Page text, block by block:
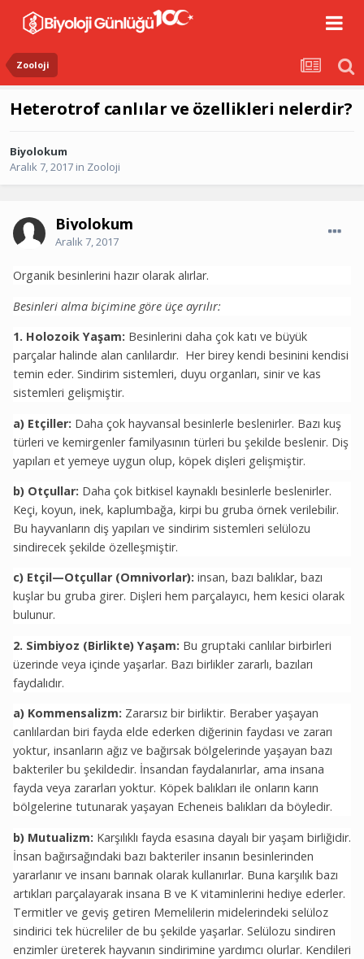
Zooloji
Heterotrof canlılar ve özellikleri nelerdir?
Biyolokum
Aralık 7, 2017 in Zooloji
Biyolokum
Aralık 7, 2017
Organik besinlerini hazır olarak alırlar.
Besinleri alma biçimine göre üçe ayrılır:
1. Holozoik Yaşam: Besinlerini daha çok katı ve büyük
parçalar halinde alan canlılardır. Her birey kendi besinini kendisi
temin eder. Sindirim sistemleri, duyu organları, sinir ve kas
sistemleri gelişmiştir.
a) Etçiller: Daha çok hayvansal besinlerle beslenirler. Bazı kuş
türleri ve kemirgenler familyasının türleri bu şekilde beslenir. Diş
yapıları et yemeye uygun olup, köpek dişleri gelişmiştir.
b) Otçullar: Daha çok bitkisel kaynaklı besinlerle beslenirler.
Keçi, koyun, inek, kaplumbağa, kirpi bu gruba örnek verilebilir.
Bu hayvanların diş yapıları ve sindirim sistemleri selülozu
sindirecek şekilde özelleşmiştir.
c) Etçil—Otçullar (Omnivorlar): insan, bazı balıklar, bazı
kuşlar bu gruba girer. Dişleri hem parçalayıcı, hem kesici olarak
bulunur.
2. Simbiyoz (Birlikte) Yaşam: Bu gruptaki canlılar birbirleri
üzerinde veya içinde yaşarlar. Bazı birlikler zararlı, bazıları
faydalıdır.
a) Kommensalizm: Zararsız bir birliktir. Beraber yaşayan
canlılardan biri fayda elde ederken diğerinin faydası ve zararı
yoktur, insanların ağız ve bağırsak bölgelerinde yaşayan bazı
bakteriler bu şekildedir. İnsandan faydalanırlar, ama insana
fayda veya zararları yoktur. Köpek balıkları ile onların karın
bölgelerine tutunarak yaşayan Echeneis balıkları da böyledir.
b) Mutualizm: Karşılıklı fayda esasına dayalı bir yaşam birliğidir.
İnsan bağırsağındaki bazı bakteriler insanın besinlerinden
yararlanır ve insanı barınak olarak kullanırlar. Buna karşılık bazı
artıkları parçalayarak insana B ve K vitaminlerini hediye ederler.
Termitler ve geviş getiren Memelilerin midelerindeki selüloz
sindirici tek hücreliler de bu şekilde yaşarlar. Selülozu sindiren
enzimler üreterek hayvanın sindirimine yardımcı olurlar. Kendileri